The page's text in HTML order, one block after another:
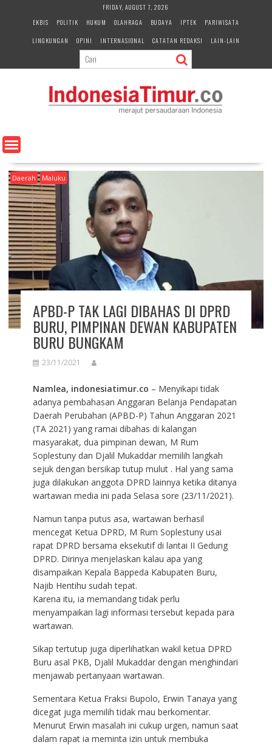
e
n
FRIDAY, AUGUST 7, 2026
EKBIS
POLITIK HUKUM OLAHRAGA BUDAYA IPTEK
PARIWISATA
LINGKUNGAN
OPINI INTERNASIONAL CATATAN REDAKSI LAIN-LAIN
Daerah Maluku
APBD-P TAK LAGI DIBAHAS DI DPRD
BURU, PIMPINAN DEWAN KABUPATEN
BURU BUNGKAM
23/11/2021
Namlea, indonesiatimur.co – Menyikapi tidak
adanya pembahasan Anggaran Belanja Pendapatan
Daerah Perubahan (APBD-P) Tahun Anggaran 2021
(TA 2021) yang ramai dibahas di kalangan
masyarakat, dua pimpinan dewan, M Rum
Soplestuny dan Djalil Mukaddar memilih langkah
sejuk dengan bersikap tutup mulut . Hal yang sama
juga dilakukan anggota DPRD lainnya ketika ditanya
wartawan media ini pada Selasa sore (23/11/2021).
Namun tanpa putus asa, wartawan berhasil
mencegat Ketua DPRD, M Rum Soplestuny usai
rapat DPRD bersama eksekutif di lantai II Gedung
DPRD. Dirinya menjelaskan kalau apa yang
disampaikan Kepala Bappeda Kabupaten Buru,
Najib Hentihu sudah tepat.
Karena itu, ia memandang tidak perlu
menyampaikan lagi informasi tersebut kepada para
wartawan.
Sikap tertutup juga diperlihatkan wakil ketua DPRD
Buru asal PKB, Djalil Mukaddar dengan menghindari
menjawab pertanyaan wartawan.
Sementara Ketua Fraksi Bupolo, Erwin Tanaya yang
dicegat juga memilih tidak mau berkomentar.
Menurut Erwin masalah ini cukup urgen, namun saat
dalam rapat ia meminta izin untuk membuka